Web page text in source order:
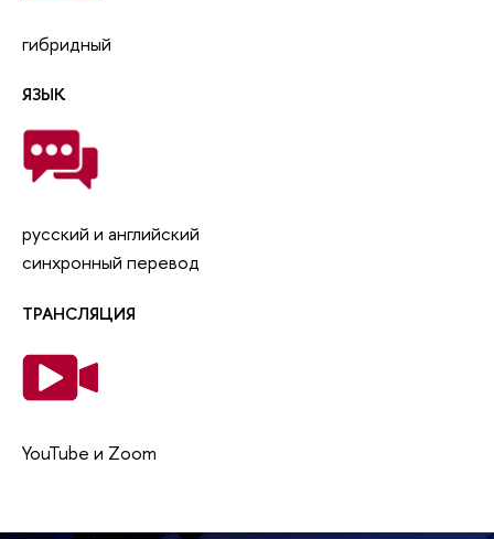
гибридный
ЯЗЫК
русский и английский
синхронный перевод
ТРАНСЛЯЦИЯ
YouTube и Zoom